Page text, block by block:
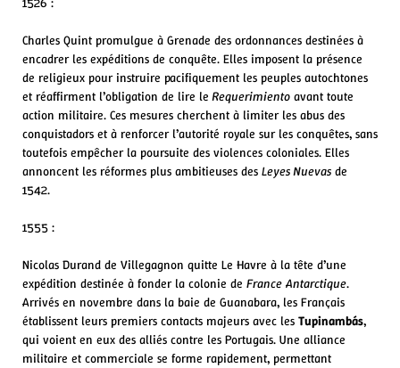
Charles Quint promulgue à Grenade des ordonnances destinées à
encadrer les expéditions de conquête. Elles imposent la présence
de religieux pour instruire pacifiquement les peuples autochtones
et réaffirment l’obligation de lire leRequerimiento avant toute
action militaire. Ces mesures cherchent à limiter les abus des
conquistadors et à renforcer l’autorité royale sur les conquêtes, sans
toutefois empêcher la poursuite des violences coloniales. Elles
annoncent les réformes plus ambitieuses des Leyes Nuevas de
1542.
1555 :
Nicolas Durand de Villegagnon quitte Le Havre à la tête d’une
expédition destinée à fonder la colonie de France Antarctique.
Arrivés en novembre dans la baie de Guanabara, les Français
établissent leurs premiers contacts majeurs avec les Tupinambás,
qui voient en eux des alliés contre les Portugais. Une alliance
militaire et commerciale se forme rapidement, permettant